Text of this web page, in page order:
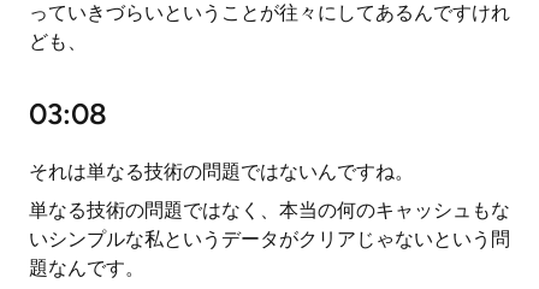
っていきづらいということが往々にしてあるんですけれ
ども、
03:08
それは単なる技術の問題ではないんですね。
単なる技術の問題ではなく、本当の何のキャッシュもな
いシンプルな私というデータがクリアじゃないという問
題なんです。